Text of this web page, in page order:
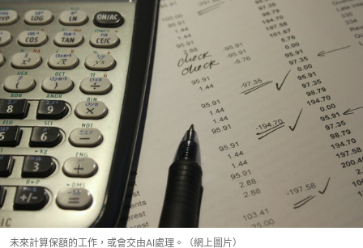
未來計算保額的工作，或會交由AI處理。（網上圖片）